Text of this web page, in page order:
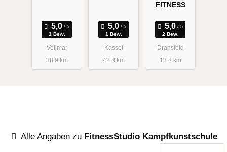
1 Bew.
Vellmar
38.9 km
1 Bew.
Kassel
42.8 km
FITNESS
2 Bew.
Dransfeld
13.8 km
Alle Angaben zu FitnessStudio Kampfkunstschule